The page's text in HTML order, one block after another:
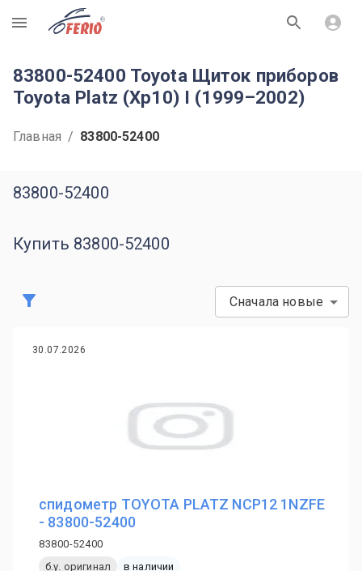
R
83800-52400 Toyota Щиток приборов
Toyota Platz (Xp10) I (1999–2002)
Главная / 83800-52400
83800-52400
Купить 83800-52400
Сначала новые
30.07.2026
спидометр TOYOTA PLATZ NCP12 1NZFE
- 83800-52400
83800-52400
б.у. оригинал
в наличии